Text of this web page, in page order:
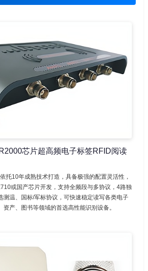
芯片超高频电子标签RFID阅读
托10年成熟技术打造，具备极强的配置灵活性，
或国产芯片开发，支持全频段与多协议，4路独
测温、国标/军标协议，可快速稳定读写各类电子
产、图书等领域的首选高性能识别设备。